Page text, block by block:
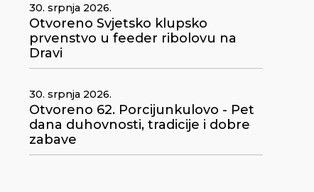
30. srpnja 2026.
Otvoreno Svjetsko klupsko
prvenstvo u feeder ribolovu na
Dravi
30. srpnja 2026.
Otvoreno 62. Porcijunkulovo - Pet
dana duhovnosti, tradicije i dobre
zabave